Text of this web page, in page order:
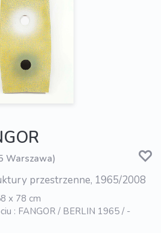
Warszawa)
przestrzenne, 1965/2008
x 78 cm
: FANGOR / BERLIN 1965 / -